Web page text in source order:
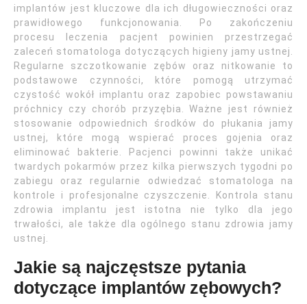
implantów jest kluczowe dla ich długowieczności oraz
prawidłowego funkcjonowania. Po zakończeniu
procesu leczenia pacjent powinien przestrzegać
zaleceń stomatologa dotyczących higieny jamy ustnej.
Regularne szczotkowanie zębów oraz nitkowanie to
podstawowe czynności, które pomogą utrzymać
czystość wokół implantu oraz zapobiec powstawaniu
próchnicy czy chorób przyzębia. Ważne jest również
stosowanie odpowiednich środków do płukania jamy
ustnej, które mogą wspierać proces gojenia oraz
eliminować bakterie. Pacjenci powinni także unikać
twardych pokarmów przez kilka pierwszych tygodni po
zabiegu oraz regularnie odwiedzać stomatologa na
kontrole i profesjonalne czyszczenie. Kontrola stanu
zdrowia implantu jest istotna nie tylko dla jego
trwałości, ale także dla ogólnego stanu zdrowia jamy
ustnej.
Jakie są najczęstsze pytania
dotyczące implantów zębowych?